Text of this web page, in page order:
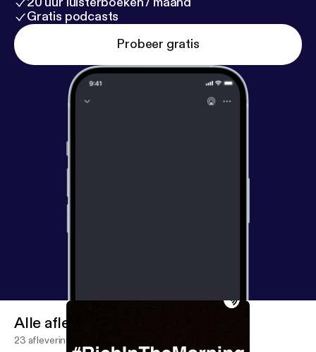
Gratis podcasts
Probeer gratis
Alle afleveringen
23 afleveringen